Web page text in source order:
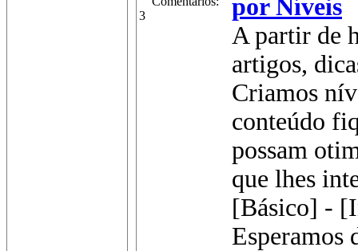
3
por Níveis
A partir de
artigos,
Criamos
conteúdo
possam
que lhes
[Básico] -
Esperamos